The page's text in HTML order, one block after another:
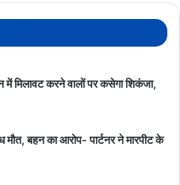
मिलावट करने वालों पर कसेगा शिकंजा,
मौत, बहन का आरोप- पार्टनर ने मारपीट के